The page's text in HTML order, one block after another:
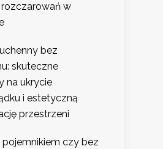
w
bez
skuteczne
na ukrycie
i estetyczną
przestrzeni
pojemnikiem czy bez